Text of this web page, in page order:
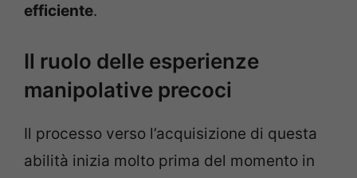
efficiente.
Il ruolo delle esperienze
manipolative precoci
Il processo verso l’acquisizione di questa
abilità inizia molto prima del momento in